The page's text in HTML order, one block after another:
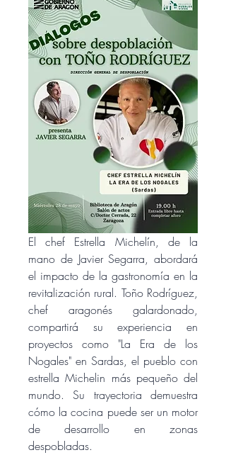
El chef Estrella Michelín, de la
mano de Javier Segarra, abordará
el impacto de la gastronomía en la
revitalización rural. Toño Rodríguez,
chef aragonés galardonado,
compartirá su experiencia en
proyectos como "La Era de los
Nogales" en Sardas, el pueblo con
estrella Michelin más pequeño del
mundo. Su trayectoria demuestra
cómo la cocina puede ser un motor
de desarrollo en zonas
despobladas.